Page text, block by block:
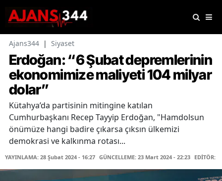
Ajans344 | Siyaset
Erdoğan: “6 Şubat depremlerinin
ekonomimize maliyeti 104 milyar
dolar”
Kütahya’da partisinin mitingine katılan
Cumhurbaşkanı Recep Tayyip Erdoğan, "Hamdolsun
önümüze hangi badire çıkarsa çıksın ülkemizi
demokrasi ve kalkınma rotası...
YAYINLAMA: 28 Şubat 2024 - 16:27 GÜNCELLEME: 23 Mart 2024 - 22:23 EDİTÖR: